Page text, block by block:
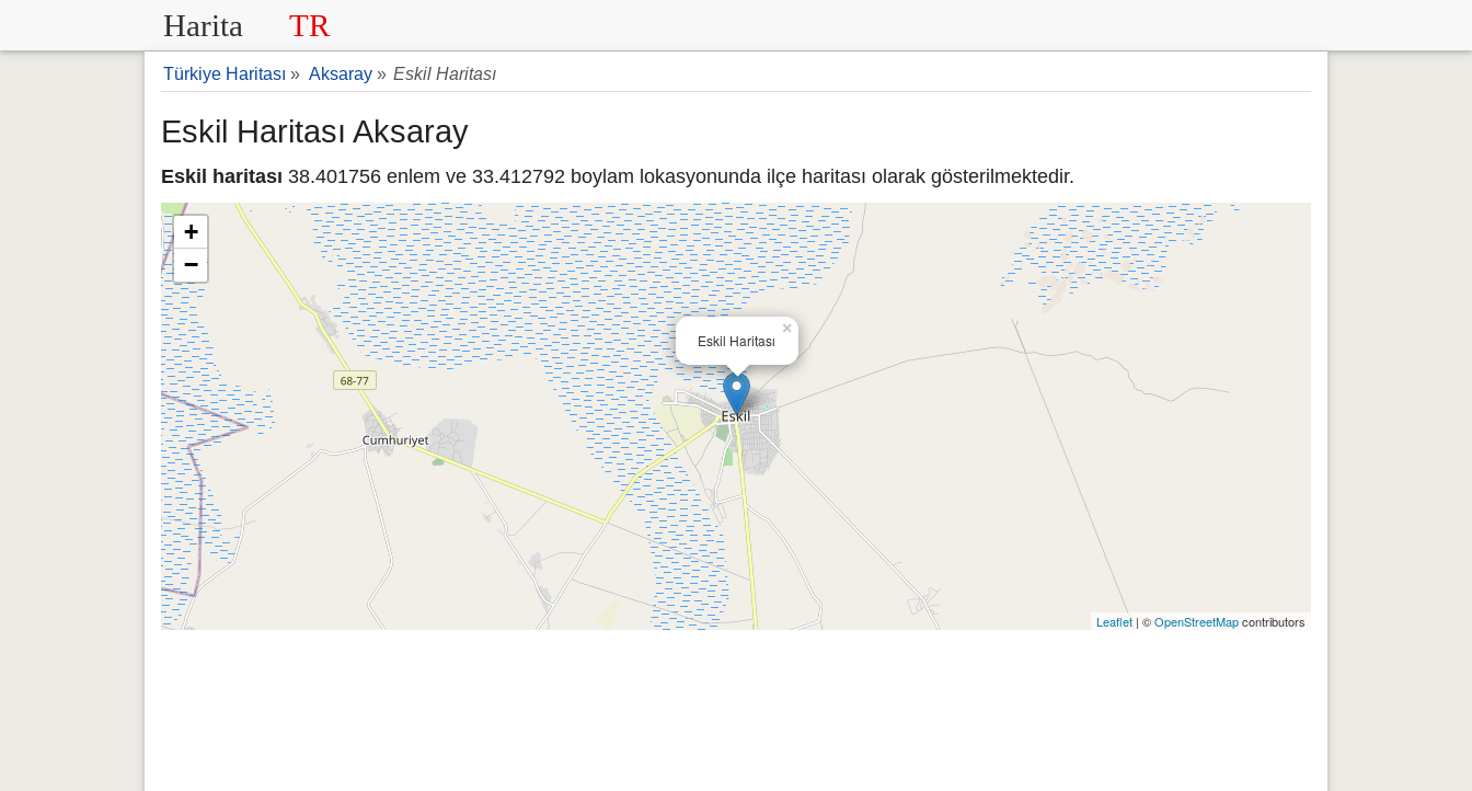
Harita TR
Türkiye Haritası » Aksaray » Eskil Haritası
Eskil Haritası Aksaray
Eskil haritası 38.401756 enlem ve 33.412792 boylam lokasyonunda ilçe haritası olarak gösterilmektedir.
Eskil Haritası
×
+
−
Leaflet | ©OpenStreetMapcontributors